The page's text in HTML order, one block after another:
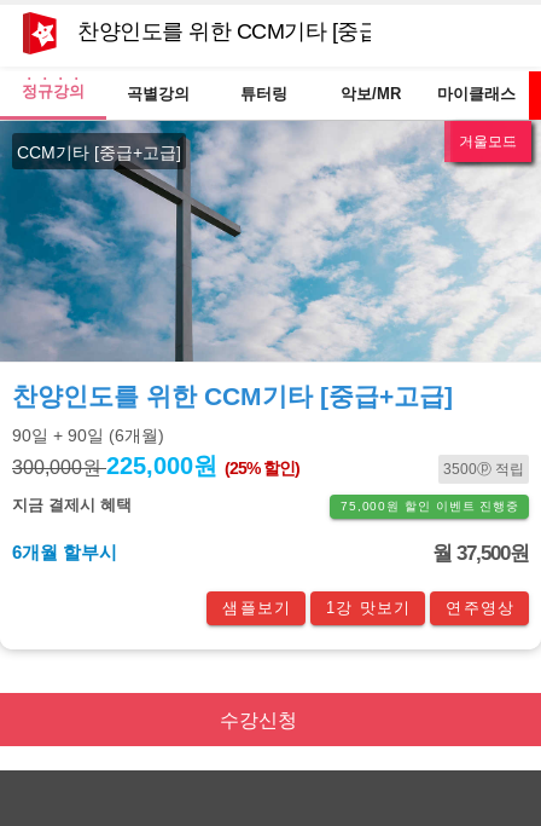
찬양인도를 위한 CCM기타 [중급+고급]
정규강의 곡별강의 튜터링 악보/MR 마이클래스
리뉴얼
e북교재
거울모드
CCM기타 [중급+고급]
찬양인도를 위한 CCM기타 [중급+고급]
90일 + 90일 (6개월)
300,000원225,000원 (25% 할인) 3500ⓟ 적립
지금 결제시 혜택 75,000원 할인 이벤트 진행중
6개월 할부시 월 37,500원
샘플보기 1강 맛보기 연주영상
수강신청